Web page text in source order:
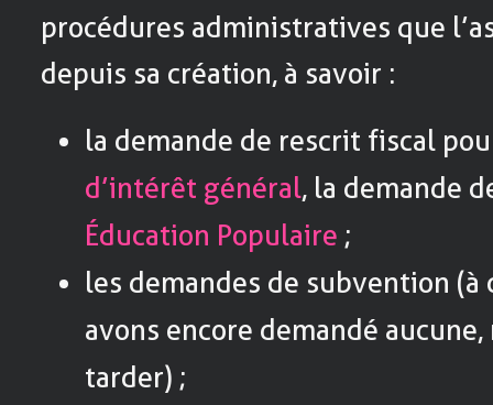
procédures administratives que
depuis sa création, à savoir :
la demande de rescrit fiscal
d’intérêt général, la demande
Éducation Populaire ;
les demandes de subvention (à
avons encore demandé
tarder) ;